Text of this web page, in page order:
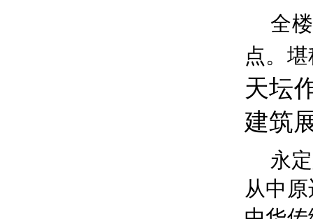
全
点。
天坛
建筑
永
从中